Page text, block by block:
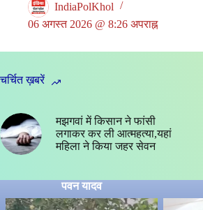
IndiaPolKhol
06 अगस्त 2026 @ 8:26 अपराह्न
चर्चित ख़बरें
मझगवां में किसान ने फांसी
लगाकर कर ली आत्महत्या,यहां
महिला ने किया जहर सेवन
पवन यादव